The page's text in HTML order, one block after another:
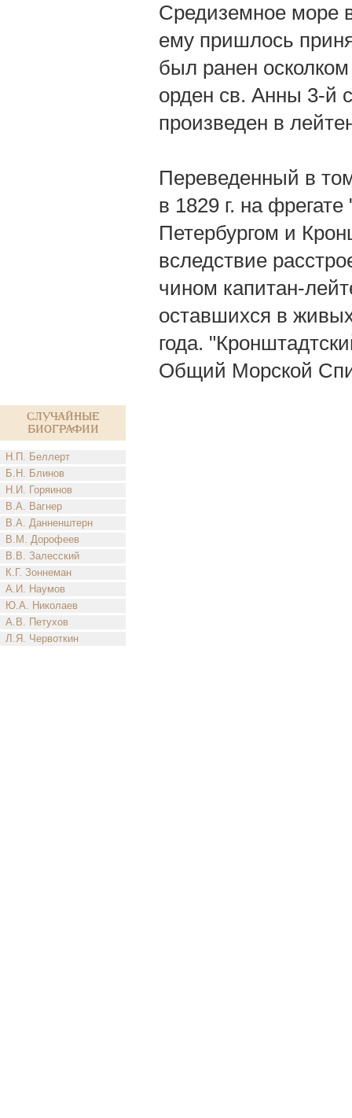
Случайные
биографии
Н.П. Беллерт
Б.Н. Блинов
Н.И. Горяинов
В.А. Вагнер
В.А. Данненштерн
В.М. Дорофеев
В.В. Залесский
К.Г. Зоннеман
А.И. Наумов
Ю.А. Николаев
А.В. Петухов
Л.Я. Червоткин
Средиземное море
ему пришлось
был ранен
орден св. Анны 3-й
произведен в
Переведенный в
в 1829 г. на
Петербургом и
вследствие
чином капитан-
оставшихся в
года.
Общий Морской